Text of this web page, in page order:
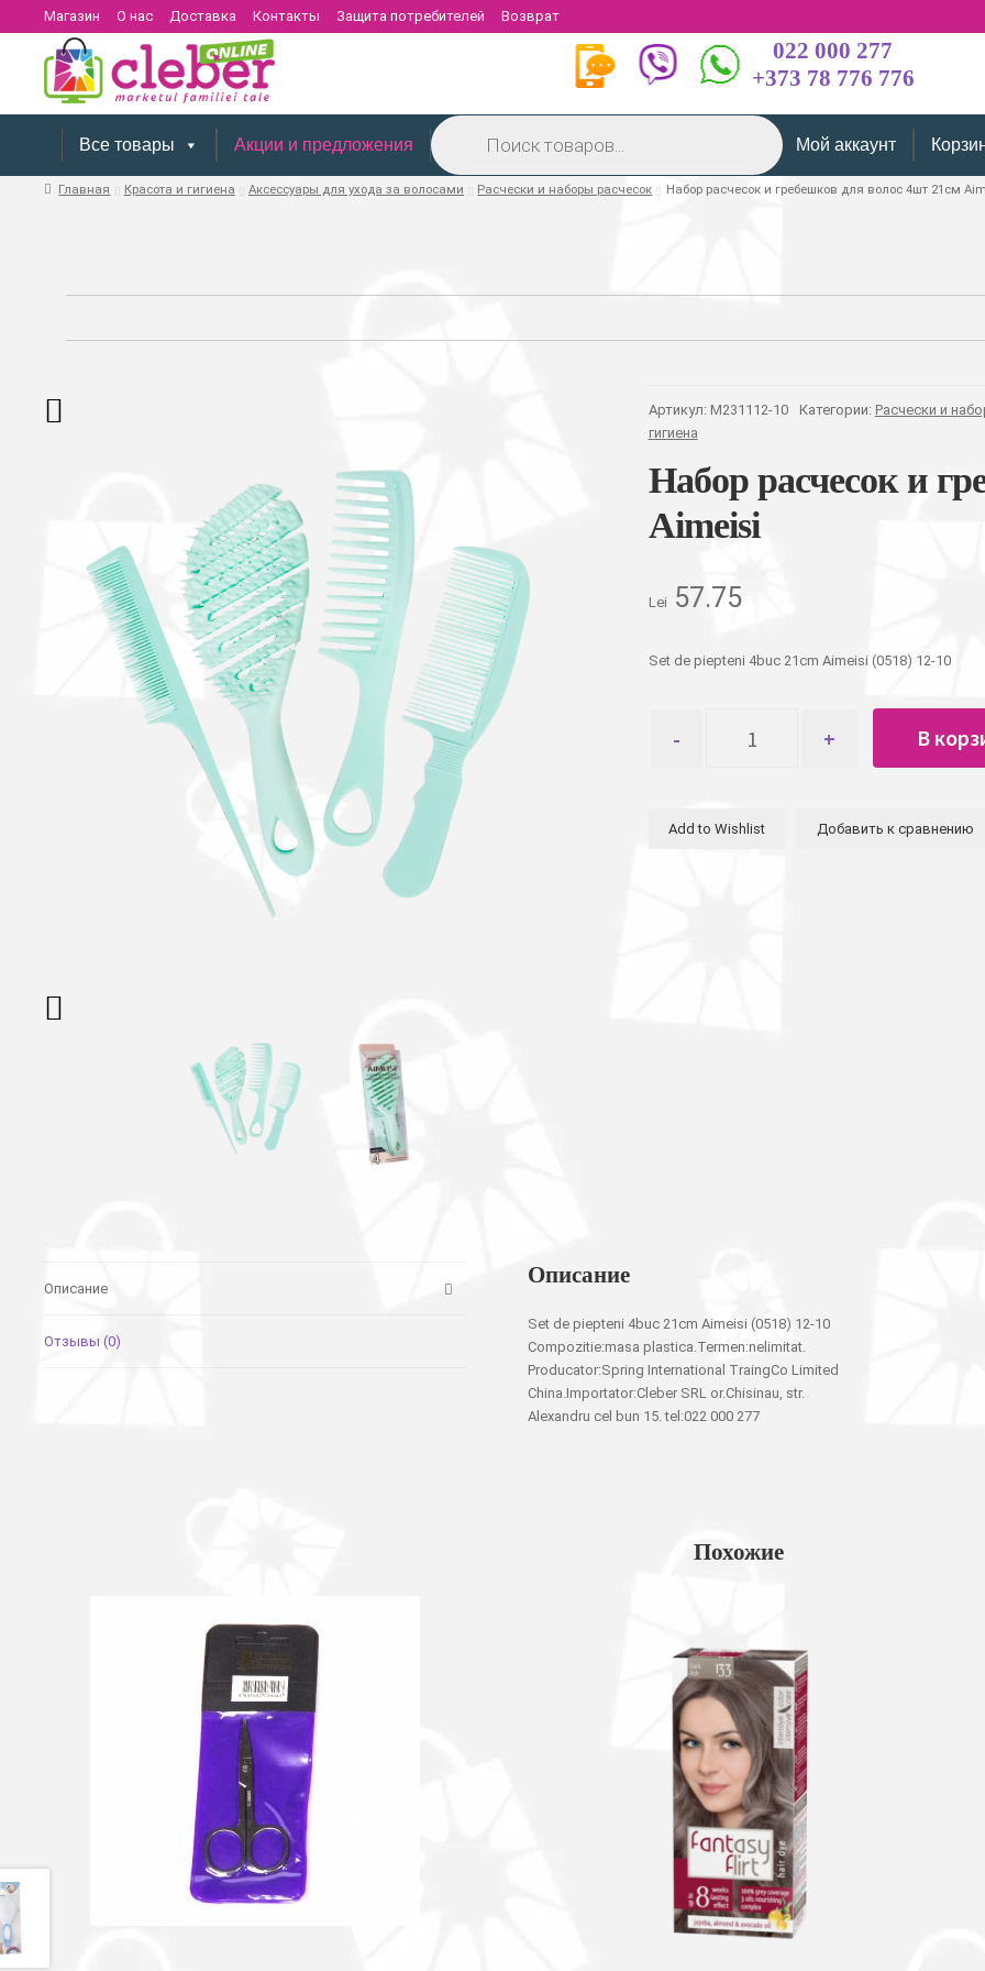
Магазин О нас Доставка Контакты Защита потребителей Возврат
022 000 277
+373 78 776 776
Все товары Акции и предложения
Поиск
товаров
Мой аккаунт
Главная Красота и гигиена Аксессуары для ухода за волосами Расчески и наборы расчесок Набор расчесок и гребешков для волос 4шт 21см
Артикул: M231112-10 Категории: Расчески и
гигиена
Набор расчесок и
Aimeisi
Lei 57.75
Set de piepteni 4buc 21cm Aimeisi (0518) 12-10
товара
гребешков
В
Add to Wishlist Добавить к сравнению
Описание
Отзывы (0)
Описание
Set de piepteni 4buc 21cm Aimeisi (0518) 12-10
Compozitie:masa plastica.Termen:nelimitat.
Producator:Spring International TraingCo Limited
China.Importator:Cleber SRL or.Chisinau, str.
Alexandru cel bun 15. tel:022 000 277
Похожие